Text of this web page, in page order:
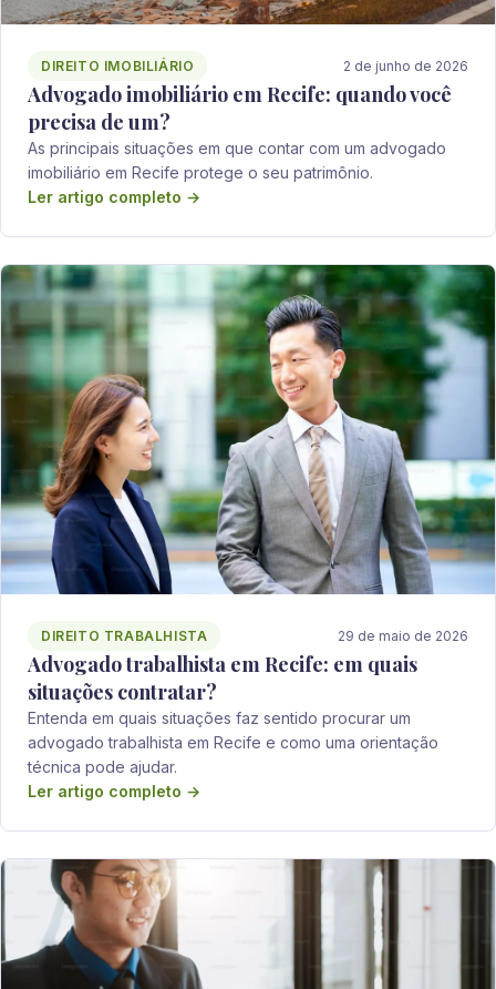
DIREITO IMOBILIÁRIO 2 de junho de 2026
Advogado imobiliário em Recife: quando você
precisa de um?
As principais situações em que contar com um advogado
imobiliário em Recife protege o seu patrimônio.
Ler artigo completo →
DIREITO TRABALHISTA 29 de maio de 2026
Advogado trabalhista em Recife: em quais
situações contratar?
Entenda em quais situações faz sentido procurar um
advogado trabalhista em Recife e como uma orientação
técnica pode ajudar.
Ler artigo completo →